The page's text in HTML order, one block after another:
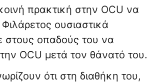
πρακτική στην OCU να
Φιλάρετος ουσιαστικά
στους οπαδούς του να
OCU μετά τον θάνατό του.
ότι στη διαθήκη του,